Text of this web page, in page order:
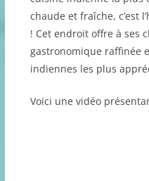
chaude et fraîche, c’est
! Cet endroit offre à ses
gastronomique raffinée
indiennes les plus
Voici une vidéo